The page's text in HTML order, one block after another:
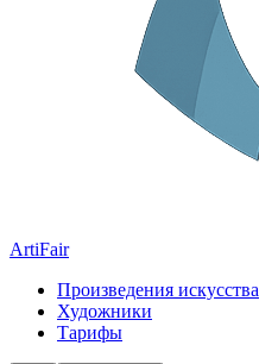
ArtiFair
Произведения искусства
Художники
Тарифы